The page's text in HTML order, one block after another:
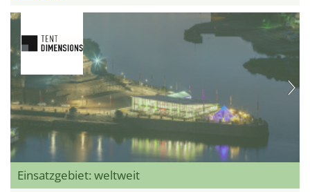
Einsatzgebiet: weltweit